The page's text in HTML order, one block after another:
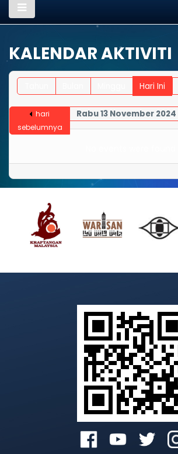
KALENDAR AKTIVITI
Hari Ini
hari
sebelumnya
Rabu 13 November 2024